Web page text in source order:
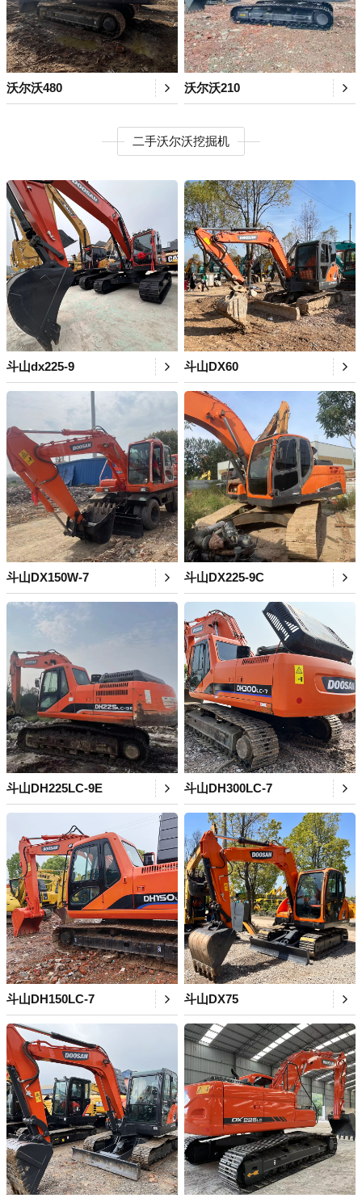
沃尔沃480 沃尔沃210
二手沃尔沃挖掘机
斗山dx225-9 斗山DX60
斗山DX150W-7 斗山DX225-9C
斗山DH225LC-9E 斗山DH300LC-7
斗山DH150LC-7 斗山DX75